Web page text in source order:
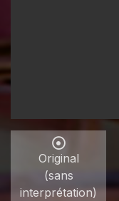
Original
(sans
interprétation)